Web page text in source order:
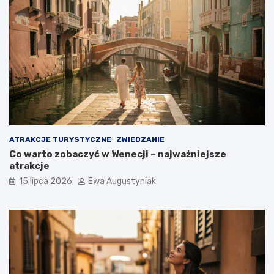
ATRAKCJE TURYSTYCZNE ZWIEDZANIE
Co warto zobaczyć w Wenecji – najważniejsze
atrakcje
15 lipca 2026 Ewa Augustyniak